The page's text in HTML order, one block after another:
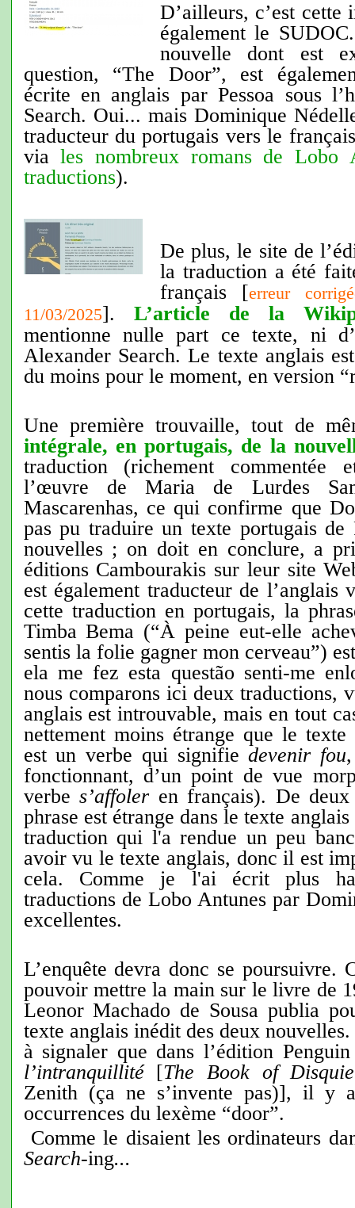
D’ailleurs, c’est cette
également le
nouvelle dont est
question, “The Door”, est
écrite en anglais par Pessoa sous
Search. Oui... mais Dominique
traducteur du portugais vers le
viales nombreux romans de Lobo
traductions).
De plus, le site de
la traduction a été
français [erreur
11/03/2025]. L’article de la
mentionne nulle part ce texte, ni
Alexander Search. Le texte anglais
du moins pour le moment, en version
Une première trouvaille, tout de
intégrale, en portugais, de la
traduction (richement commentée
l’œuvre de Maria de Lurdes
Mascarenhas, ce qui confirme que
pas pu traduire un texte portugais de
nouvelles ; on doit en conclure, a
éditions Cambourakis sur leur site
est également traducteur de l’anglais
cette traduction en portugais, la
Timba Bema (“À peine eut-elle
sentis la folie gagner mon cerveau”)
ela me fez esta questão senti-me
nous comparons ici deux traductions,
anglais est introuvable, mais en tout
nettement moins étrange que le
est un verbe qui signifiedevenir fou
fonctionnant, d’un point de vue
verbes’affoler en français). De
phrase est étrange dans le texte
traduction qui l'a rendue un peu
avoir vu le texte anglais, donc il est
cela. Comme je l'ai écrit plus
traductions de Lobo Antunes par
excellentes.
L’enquête devra donc se poursuivre.
pouvoir mettre la main sur le livre de
Leonor Machado de Sousapublia
texte anglais inédit des deux
à signaler que dans l’édition
l’intranquillité[The Book of
Zenith (ça ne s’invente pas)], il y
occurrences du lexème “door”.
Comme le disaient les ordinateurs
Search-ing...